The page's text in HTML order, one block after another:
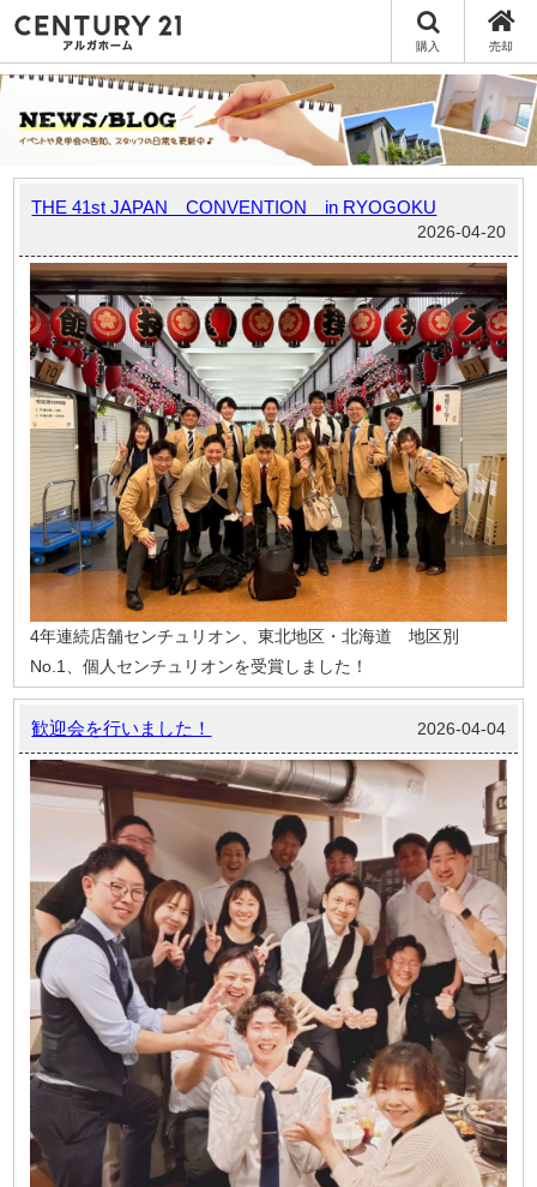
購入 売却
THE 41st JAPAN CONVENTION in RYOGOKU
2026-04-20
4年連続店舗センチュリオン、東北地区・北海道 地区別
No.1、個人センチュリオンを受賞しました！
歓迎会を行いました！ 2026-04-04